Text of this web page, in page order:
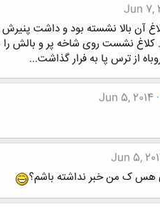
Jun 7,
آن بالا نشسته بود و داشت
نشست روی شاخه پر و بالش را
از ترس پا به فرار گذاشت...
Jun 5, 2014
Jun 5,
ک من خبر نداشته باشم؟